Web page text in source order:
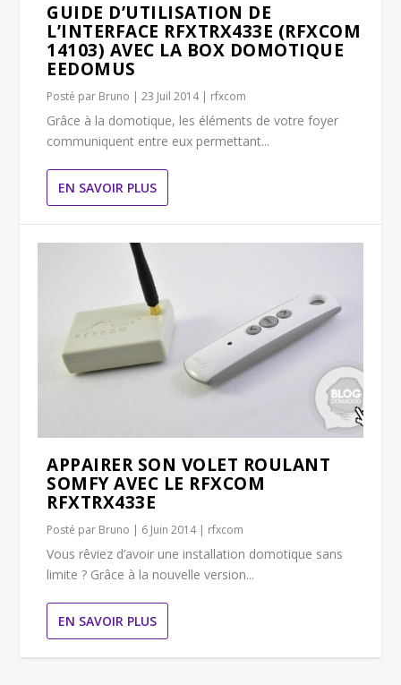
GUIDE D’UTILISATION DE
L’INTERFACE RFXTRX433E (RFXCOM
14103) AVEC LA BOX DOMOTIQUE
EEDOMUS
Posté par Bruno |23 Juil 2014| rfxcom
Grâce à la domotique, les éléments de votre foyer
communiquent entre eux permettant...
EN SAVOIR PLUS
APPAIRER SON VOLET ROULANT
SOMFY AVEC LE RFXCOM
RFXTRX433E
Posté par Bruno | 6 Juin 2014| rfxcom
Vous rêviez d’avoir une installation domotique sans
limite ? Grâce à la nouvelle version...
EN SAVOIR PLUS